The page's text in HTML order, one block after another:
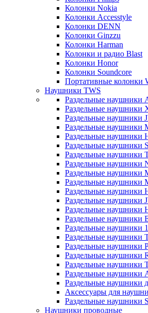
Колонки Nokia
Колонки Accesstyle
Колонки DENN
Колонки Ginzzu
Колонки Harman
Колонки и радио Blast
Колонки Honor
Колонки Soundcore
Портативные колонки
Наушники TWS
Раздельные наушники
Раздельные наушники
Раздельные наушники
Раздельные наушники
Раздельные наушники
Раздельные наушники
Раздельные наушники
Раздельные наушники
Раздельные наушники
Раздельные наушники
Раздельные наушники
Раздельные наушники
Раздельные наушники
Раздельные наушники
Раздельные наушники
Раздельные наушники
Раздельные наушники
Раздельные наушники
Раздельные наушники
Раздельные наушники
Раздельные наушники
Аксессуары для
Раздельные наушники
Наушники проводные